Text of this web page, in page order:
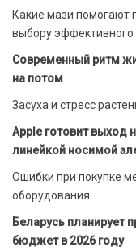
Какие мази помогают
выбору эффективного
Современный ритм
на потом
Засуха и стресс
Apple готовит выход
линейкой носимой
Ошибки при покупке
оборудования
Беларусь планирует
бюджет в 2026 году